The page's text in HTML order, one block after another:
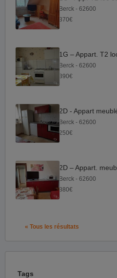
Berck - 62600
370€
Berck - 62600
390€
Berck - 62600
250€
Berck - 62600
380€
« Tous les résultats
Tags